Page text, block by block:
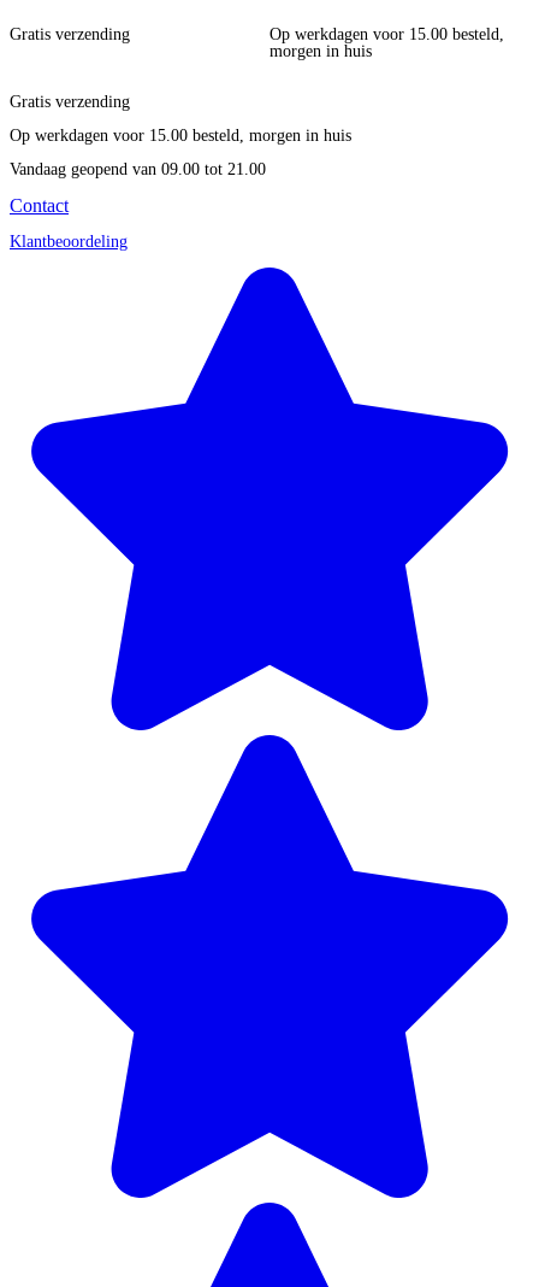
Gratis verzending
Op werkdagen voor 15.00 besteld,
morgen in huis
Gratis verzending
Op werkdagen voor 15.00 besteld, morgen in huis
Vandaag geopend van 09.00 tot 21.00
Contact
Klantbeoordeling